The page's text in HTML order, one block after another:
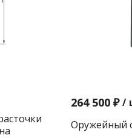
264 500 ₽ /
Оружейный